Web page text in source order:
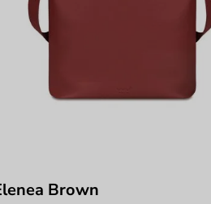
Brown